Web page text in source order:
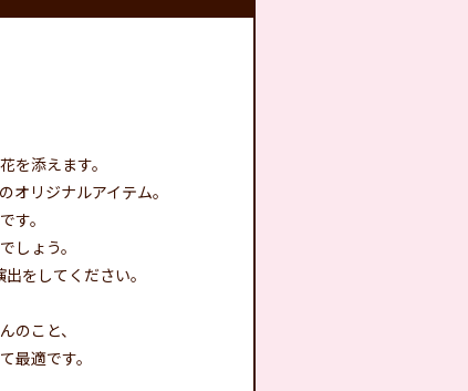
を添えます。
リジナルアイテム。
す。
しょう。
をしてください。
のこと、
最適です。